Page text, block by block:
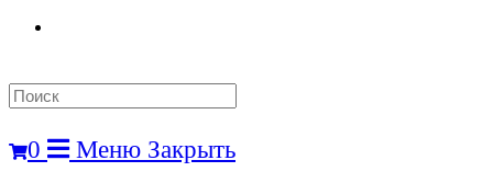
Search
this
0 Меню Закрыть